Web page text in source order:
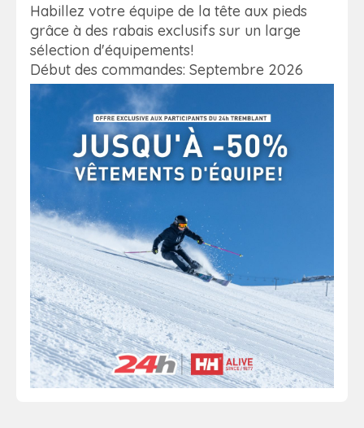
Habillez votre équipe de la tête aux pieds
grâce à des rabais exclusifs sur un large
sélection d'équipements!
Début des commandes: Septembre 2026